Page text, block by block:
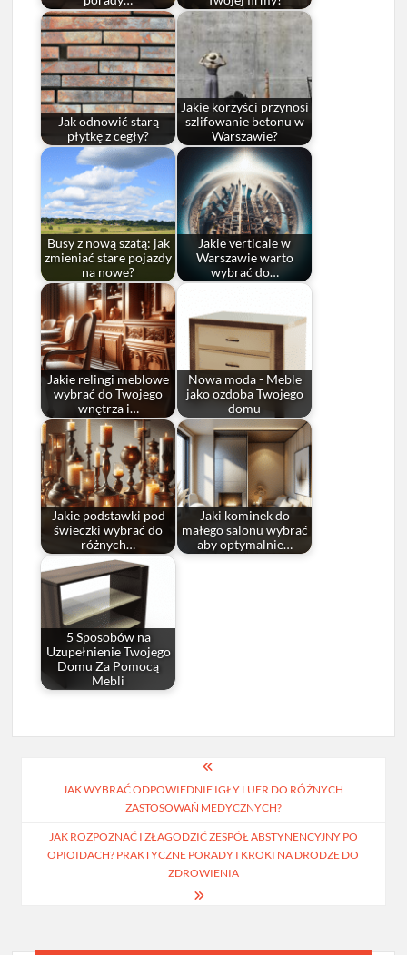
Jak odnowić starą
płytkę z cegły?
Jakie korzyści przynosi
szlifowanie betonu w
Warszawie?
Busy z nową szatą: jak
zmieniać stare pojazdy
na nowe?
Jakie verticale w
Warszawie warto
wybrać do…
Jakie relingi meblowe
wybrać do Twojego
wnętrza i…
Nowa moda - Meble
jako ozdoba Twojego
domu
Jakie podstawki pod
świeczki wybrać do
różnych…
Jaki kominek do
małego salonu wybrać
aby optymalnie…
5 Sposobów na
Uzupełnienie Twojego
Domu Za Pomocą
Mebli
wpisuJAK WYBRAĆ ODPOWIEDNIE IGŁY LUER DO RÓŻNYCH
ZASTOSOWAŃ MEDYCZNYCH?
JAK ROZPOZNAĆ I ZŁAGODZIĆ ZESPÓŁ ABSTYNENCYJNY PO
OPIOIDACH? PRAKTYCZNE PORADY I KROKI NA DRODZE DO
ZDROWIENIA